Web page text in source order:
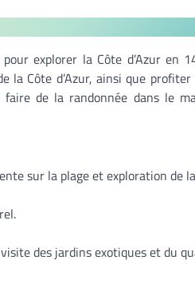
explorer la Côte d’Azur
Côte d’Azur, ainsi que
faire de la randonnée dans le
sur la plage et exploration de
des jardins exotiques et du